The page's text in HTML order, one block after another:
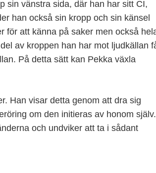
sin vänstra sida, där han har sitt CI,
han också sin kropp och sin känsel
för att känna på saker men också
av kroppen han har mot ljudkällan
På detta sätt kan Pekka växla
Han visar detta genom att dra sig
om den initieras av honom själv.
och undviker att ta i sådant